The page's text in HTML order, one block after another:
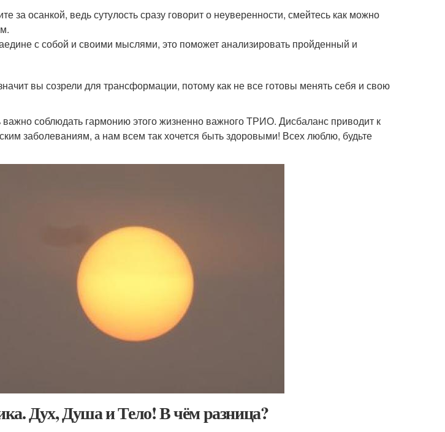
за осанкой, ведь сутулость сразу говорит о неуверенности, смейтесь как можно
с собой и своими мыслями, это поможет анализировать пройденный и
вы созрели для трансформации, потому как не все готовы менять себя и свою
важно соблюдать гармонию этого жизненно важного ТРИО. Дисбаланс приводит к
заболеваниям, а нам всем так хочется быть здоровыми! Всех люблю, будьте
Дух, Душа и Тело! В чём разница?